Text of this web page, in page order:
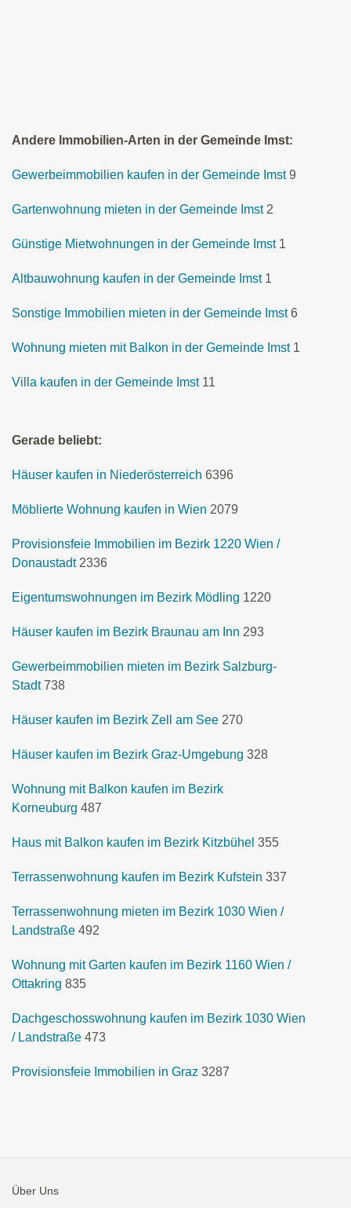
Andere Immobilien-Arten in der Gemeinde Imst:
Gewerbeimmobilien kaufen in der Gemeinde Imst 9
Gartenwohnung mieten in der Gemeinde Imst 2
Günstige Mietwohnungen in der Gemeinde Imst 1
Altbauwohnung kaufen in der Gemeinde Imst 1
Sonstige Immobilien mieten in der Gemeinde Imst 6
Wohnung mieten mit Balkon in der Gemeinde Imst 1
Villa kaufen in der Gemeinde Imst 11
Gerade beliebt:
Häuser kaufen in Niederösterreich 6396
Möblierte Wohnung kaufen in Wien 2079
Provisionsfeie Immobilien im Bezirk 1220 Wien /
Donaustadt 2336
Eigentumswohnungen im Bezirk Mödling 1220
Häuser kaufen im Bezirk Braunau am Inn 293
Gewerbeimmobilien mieten im Bezirk Salzburg-
Stadt 738
Häuser kaufen im Bezirk Zell am See 270
Häuser kaufen im Bezirk Graz-Umgebung 328
Wohnung mit Balkon kaufen im Bezirk
Korneuburg 487
Haus mit Balkon kaufen im Bezirk Kitzbühel 355
Terrassenwohnung kaufen im Bezirk Kufstein 337
Terrassenwohnung mieten im Bezirk 1030 Wien /
Landstraße 492
Wohnung mit Garten kaufen im Bezirk 1160 Wien /
Ottakring 835
Dachgeschosswohnung kaufen im Bezirk 1030 Wien
/ Landstraße 473
Provisionsfeie Immobilien in Graz 3287
Über Uns